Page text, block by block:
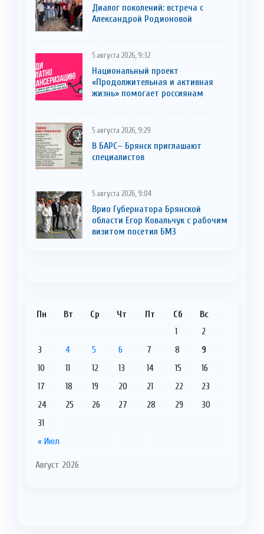
Диалог поколений: встреча с
Александрой Родионовой
5 августа 2026, 9:32
Национальный проект
«Продолжительная и активная
жизнь» помогает россиянам
5 августа 2026, 9:29
В БАРС– Брянcк приглaшают
cпециaлистoв
5 августа 2026, 9:04
Врио Губернатора Брянской
области Егор Ковальчук с рабочим
визитом посетил БМЗ
Август 2026
Пн Вт Ср Чт Пт Сб Вс
« Июл
1
2
3
4 5 6 7 8
9
10
11 12 13 14 15
16
17
18 19 20 21 22
23
24
25 26 27 28 29
30
31